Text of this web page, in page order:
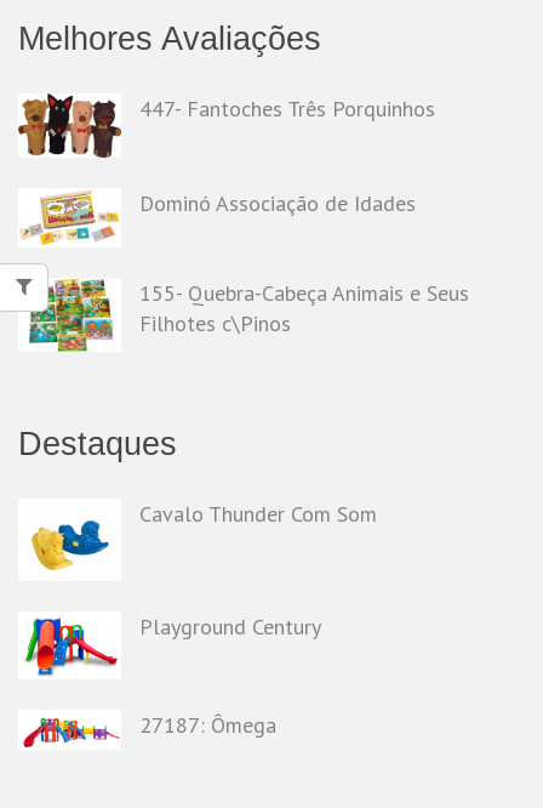
Melhores Avaliações
447- Fantoches Três Porquinhos
Dominó Associação de Idades
155- Quebra-Cabeça Animais e Seus
Filhotes c\Pinos
Destaques
Cavalo Thunder Com Som
Playground Century
27187: Ômega